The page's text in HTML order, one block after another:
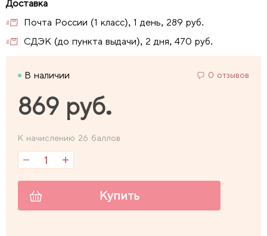
Почта России (1 класс), 1 день, 289 руб.
СДЭК (до пункта выдачи), 2 дня, 470 руб.
В наличии 0 отзывов
869 руб.
К начислению 26 баллов
Купить